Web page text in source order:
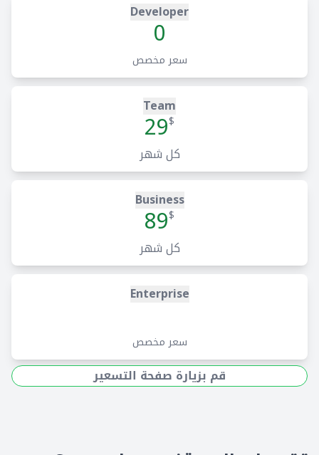
Developer
0
سعر مخصص
Team
$
29
كل شهر
Business
$
89
كل شهر
Enterprise
سعر مخصص
قم بزيارة صفحة التسعير